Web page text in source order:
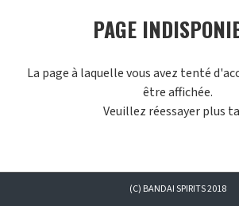
PAGE
La page à laquelle vous avez tenté
être affichée.
Veuillez réessayer plus
(C) BANDAI SPIRITS 2018